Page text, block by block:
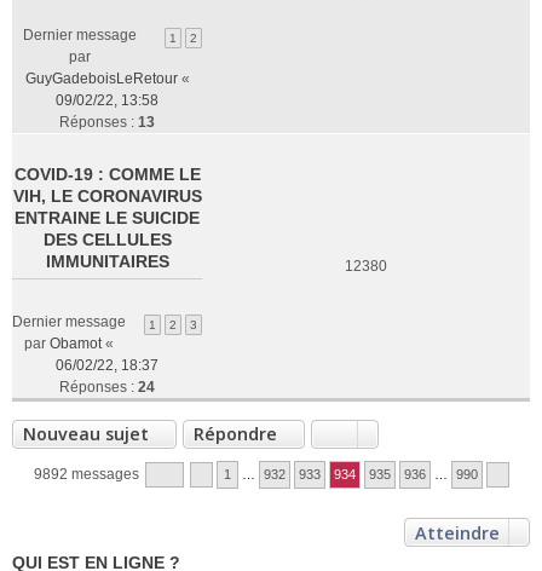
1 2
Dernier message
par
GuyGadeboisLeRetour«
09/02/22, 13:58
Réponses : 13
COVID-19 : COMME LE
VIH, LE CORONAVIRUS
ENTRAINE LE SUICIDE
DES CELLULES
IMMUNITAIRES
1 2 3
Dernier message
par Obamot«
06/02/22, 18:37
Réponses : 24
12380
Nouveau sujet Répondre
9892 messages 1 932 933 934 935 936 990
Atteindre
QUI EST EN LIGNE ?